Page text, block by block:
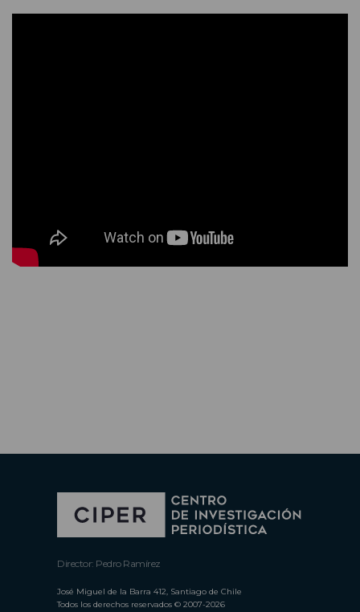
Director: Pedro Ramírez
José Miguel de la Barra 412, Santiago de Chile
Todos los derechos reservados © 2007-2026